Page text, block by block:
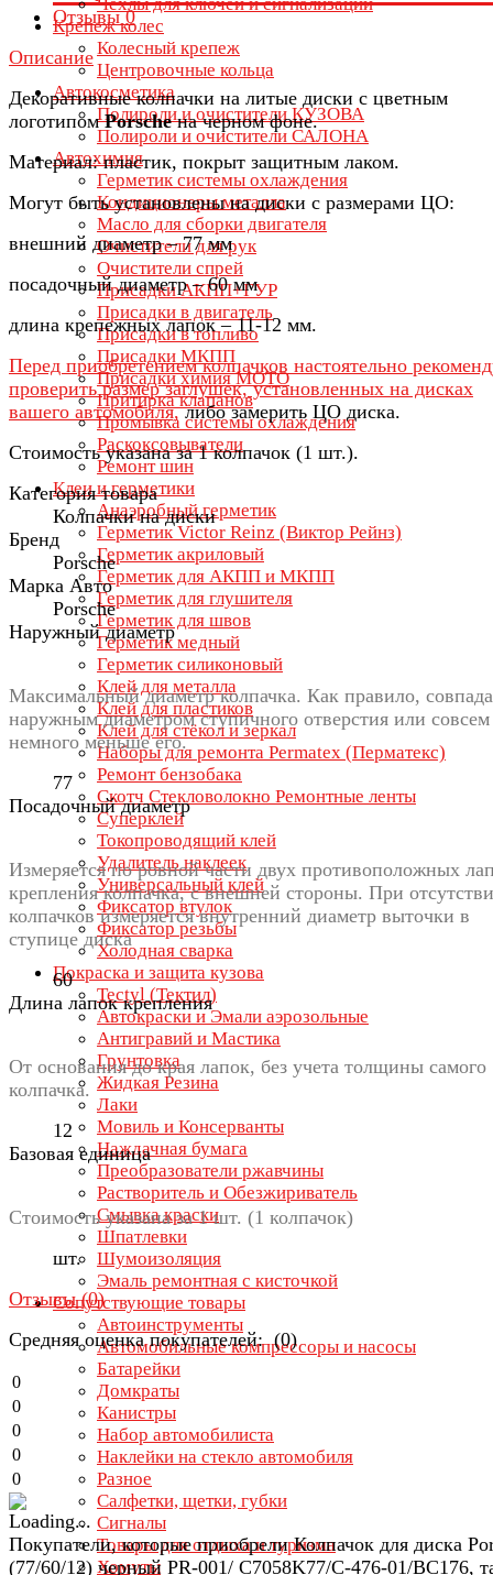
Крепеж колес
Колесный крепеж
Центровочные кольца
Автокосметика
Полироли и очистители КУЗОВА
Полироли и очистители САЛОНА
Автохимия
Герметик системы охлаждения
Кондиционеры металла
Масло для сборки двигателя
Очистители для рук
Очистители спрей
Присадки АКПП+ГУР
Присадки в двигатель
Присадки в топливо
Присадки МКПП
Присадки химия МОТО
Притирка клапанов
Промывка системы охлаждения
Раскоксовыватели
Ремонт шин
Клеи и герметики
Анаэробный герметик
Герметик Victor Reinz (Виктор Рейнз)
Герметик акриловый
Герметик для АКПП и МКПП
Герметик для глушителя
Герметик для швов
Герметик медный
Герметик силиконовый
Клей для металла
Клей для пластиков
Клей для стёкол и зеркал
Наборы для ремонта Permatex (Перматекс)
Ремонт бензобака
Скотч Стекловолокно Ремонтные ленты
Суперклей
Токопроводящий клей
Удалитель наклеек
Универсальный клей
Фиксатор втулок
Фиксатор резьбы
Холодная сварка
Покраска и защита кузова
Tectyl (Тектил)
Автокраски и Эмали аэрозольные
Антигравий и Мастика
Грунтовка
Жидкая Резина
Лаки
Мовиль и Консерванты
Наждачная бумага
Преобразователи ржавчины
Растворитель и Обезжириватель
Смывка краски
Шпатлевки
Шумоизоляция
Эмаль ремонтная с кисточкой
Сопутствующие товары
Автоинструменты
Автомобильные компрессоры и насосы
Батарейки
Домкраты
Канистры
Набор автомобилиста
Наклейки на стекло автомобиля
Разное
Салфетки, щетки, губки
Сигналы
Товары для отдыха и туризма
Хомуты
Отзывы0
Описание
Декоративные колпачки на литые диски с цветным
логотипомPorscheна черном фоне.
Материал: пластик, покрыт защитным лаком.
Могут быть установлены на диски с размерами ЦО:
внешний диаметр – 77 мм
посадочный диаметр – 60 мм
длина крепежных лапок – 11-12 мм.
Перед приобретением колпачков настоятельно
проверить размер заглушек, установленных на дисках
вашего автомобиля,либо замерить ЦО диска.
Стоимость указана за 1 колпачок (1 шт.).
Категория товара
Колпачки на диски
Бренд
Porsche
Марка Авто
Porsche
Наружный диаметр
Максимальный диаметр колпачка. Как правило,
наружным диаметром ступичного отверстия или совсем
немного меньше его.
77
Посадочный диаметр
Измеряется по ровной части двух противоположных
крепления колпачка, с внешней стороны. При
колпачков измеряется внутренний диаметр выточки в
ступице диска
60
Длина лапок крепления
От основания до края лапок, без учета толщины самого
колпачка.
12
Базовая единица
Стоимость указана за 1 шт. (1 колпачок)
шт.
Отзывы (0)
Средняя оценка покупателей: (0)
0
0
0
0
0
Покупатели, которые приобрели Колпачок для диска
(77/60/12) черный PR-001/ C7058K77/C-476-01/BC176,